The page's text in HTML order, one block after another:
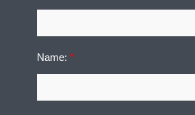
Name:*